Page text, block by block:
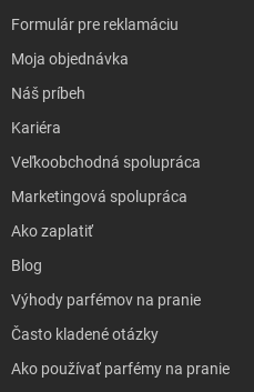
Formulár pre reklamáciu
Moja objednávka
Náš príbeh
Kariéra
Veľkoobchodná spolupráca
Marketingová spolupráca
Ako zaplatiť
Blog
Výhody parfémov na pranie
Často kladené otázky
Ako používať parfémy na pranie